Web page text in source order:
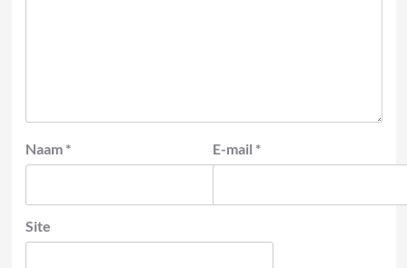
Naam * E-mail *
Site